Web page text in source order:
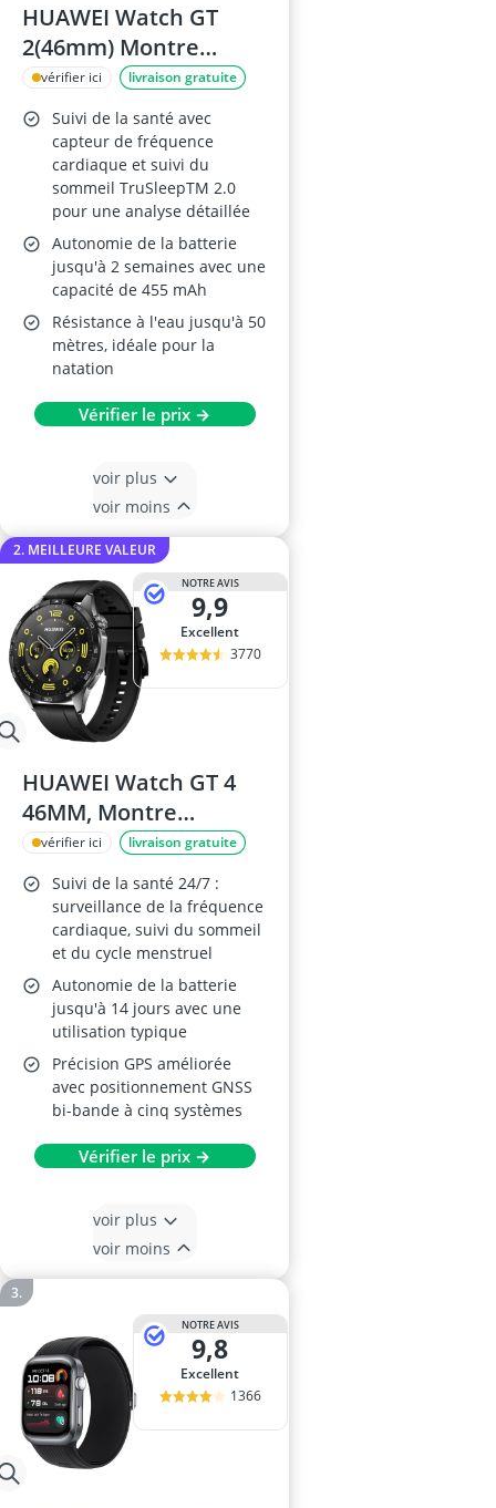
HUAWEI Watch GT
2(46mm) Montre
Connectée
vérifier ici livraison gratuite
Suivi de la santé avec
capteur de fréquence
cardiaque et suivi du
sommeil TruSleepTM 2.0
pour une analyse détaillée
Autonomie de la batterie
jusqu'à 2 semaines avec une
capacité de 455 mAh
Résistance à l'eau jusqu'à 50
mètres, idéale pour la
natation
Vérifier le prix →
voir plus
voir moins
2. MEILLEURE VALEUR
NOTRE AVIS
9,9
Excellent
3770
HUAWEI Watch GT 4
46MM, Montre
Connectée
vérifier ici livraison gratuite
Suivi de la santé 24/7 :
surveillance de la fréquence
cardiaque, suivi du sommeil
et du cycle menstruel
Autonomie de la batterie
jusqu'à 14 jours avec une
utilisation typique
Précision GPS améliorée
avec positionnement GNSS
bi-bande à cinq systèmes
Vérifier le prix →
voir plus
voir moins
NOTRE AVIS
9,8
Excellent
1366